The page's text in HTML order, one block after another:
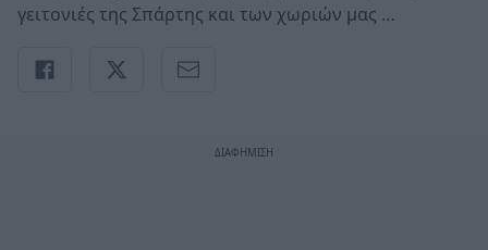
γειτονιές της Σπάρτης και των χωριών μας …